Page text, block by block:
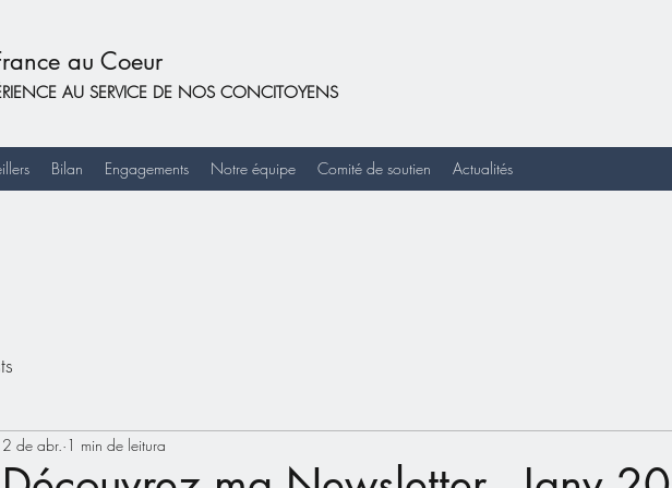
au Coeur
AU SERVICE DE NOS CONCITOYENS
Bilan Engagements Notre équipe Comité de soutien Actualités
2 de abr. 1 min de leitura